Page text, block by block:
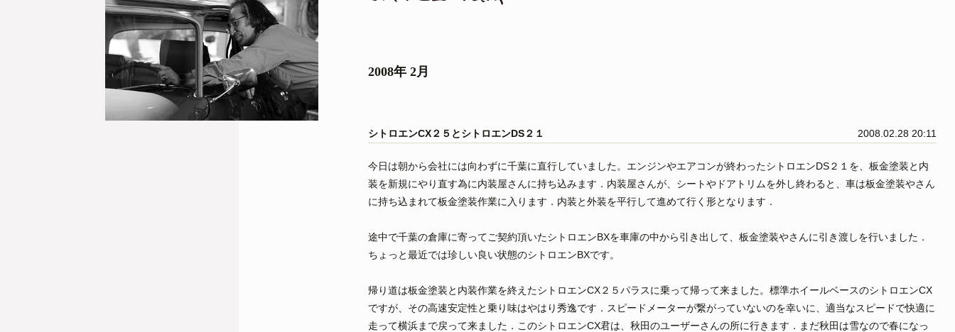
2008年 2月
シトロエンCX２５とシトロエンDS２１ 2008.02.28 20:11
今日は朝から会社には向わずに千葉に直行していました。エンジンやエアコンが終わったシトロエンDS２１を、板金塗装と内
装を新規にやり直す為に内装屋さんに持ち込みます．内装屋さんが、シートやドアトリムを外し終わると、車は板金塗装やさん
に持ち込まれて板金塗装作業に入ります．内装と外装を平行して進めて行く形となります．
途中で千葉の倉庫に寄ってご契約頂いたシトロエンBXを車庫の中から引き出して、板金塗装やさんに引き渡しを行いました．
ちょっと最近では珍しい良い状態のシトロエンBXです。
帰り道は板金塗装と内装作業を終えたシトロエンCX２５パラスに乗って帰って来ました。標準ホイールベースのシトロエンCX
ですが、その高速安定性と乗り味はやはり秀逸です．スピードメーターが繋がっていないのを幸いに、適当なスピードで快適に
走って横浜まで戻って来ました．このシトロエンCX君は、秋田のユーザーさんの所に行きます．まだ秋田は雪なので春になっ